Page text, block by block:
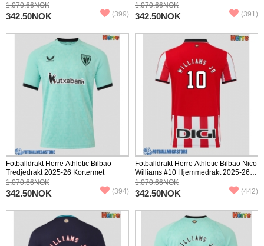
1.070.66NOK
342.50NOK (399)
1.070.66NOK
342.50NOK (391)
Fotballdrakt Herre Athletic Bilbao
Tredjedrakt 2025-26 Kortermet
1.070.66NOK
342.50NOK (394)
Fotballdrakt Herre Athletic Bilbao Nico
Williams #10 Hjemmedrakt 2025-26
Kortermet
1.070.66NOK
342.50NOK (442)